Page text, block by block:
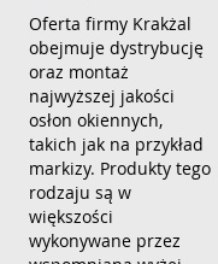
Oferta firmy Krakżal
obejmuje dystrybucję
oraz montaż
najwyższej jakości
osłon okiennych,
takich jak na przykład
markizy. Produkty tego
rodzaju są w
większości
wykonywane przez